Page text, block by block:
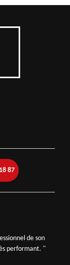
87
de son
performant. "